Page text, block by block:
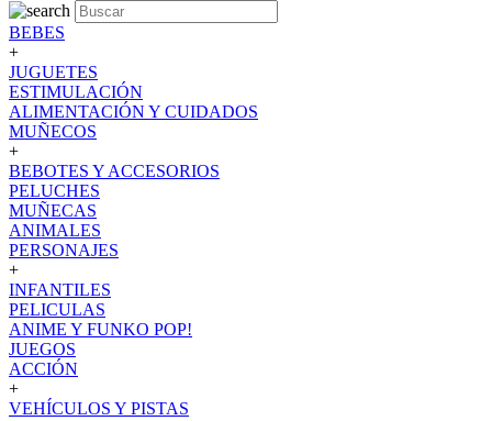
BEBES
+
JUGUETES
ESTIMULACIÓN
ALIMENTACIÓN Y CUIDADOS
MUÑECOS
+
BEBOTES Y ACCESORIOS
PELUCHES
MUÑECAS
ANIMALES
PERSONAJES
+
INFANTILES
PELICULAS
ANIME Y FUNKO POP!
JUEGOS
ACCIÓN
+
VEHÍCULOS Y PISTAS